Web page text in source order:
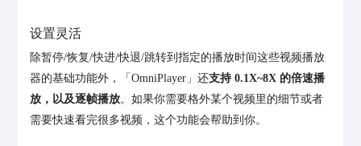
设置灵活
除暂停/恢复/快进/快退/跳转到指定的播放时间这些视频播放
器的基础功能外，「OmniPlayer」还支持 0.1X~8X 的倍速播
放，以及逐帧播放。如果你需要格外某个视频里的细节或者
需要快速看完很多视频，这个功能会帮助到你。